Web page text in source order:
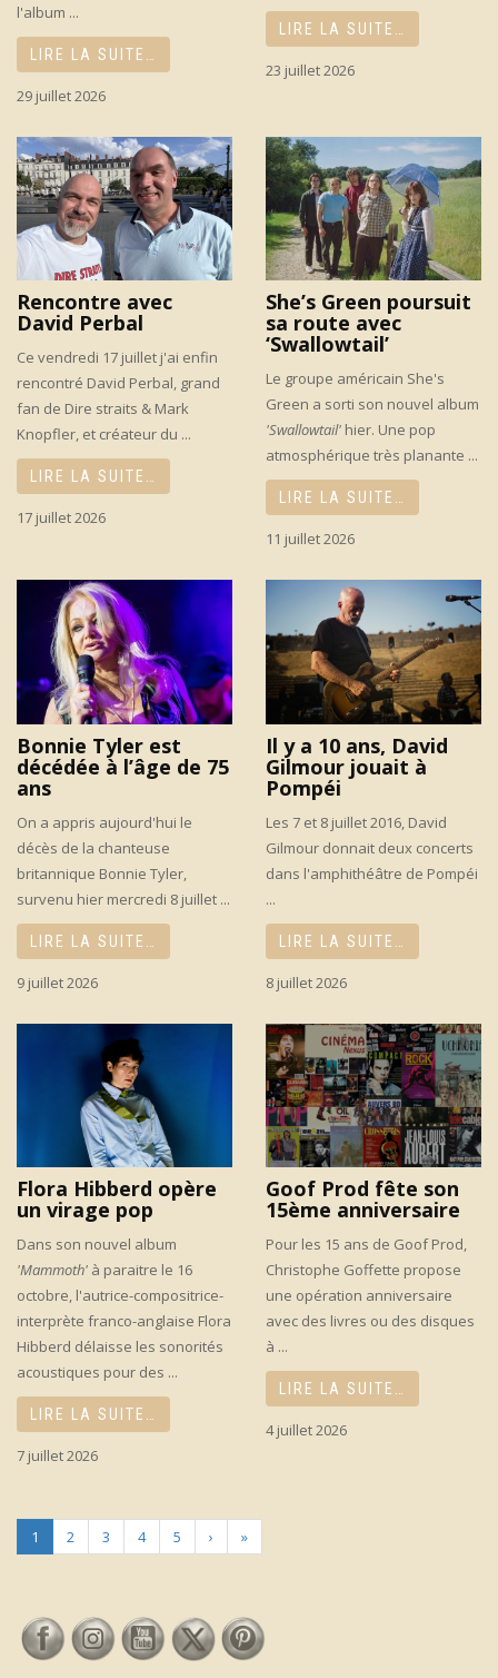
l'album ...
LIRE LA SUITE…
29 juillet 2026
LIRE LA SUITE…
23 juillet 2026
Rencontre avec
David Perbal
Ce vendredi 17 juillet j'ai enfin
rencontré David Perbal, grand
fan de Dire straits & Mark
Knopfler, et créateur du ...
LIRE LA SUITE…
17 juillet 2026
She’s Green poursuit
sa route avec
‘Swallowtail’
Le groupe américain She's
Green a sorti son nouvel album
'Swallowtail' hier. Une pop
atmosphérique très planante ...
LIRE LA SUITE…
11 juillet 2026
Bonnie Tyler est
décédée à l’âge de 75
ans
On a appris aujourd'hui le
décès de la chanteuse
britannique Bonnie Tyler,
survenu hier mercredi 8 juillet ...
LIRE LA SUITE…
9 juillet 2026
Il y a 10 ans, David
Gilmour jouait à
Pompéi
Les 7 et 8 juillet 2016, David
Gilmour donnait deux concerts
dans l'amphithéâtre de Pompéi
...
LIRE LA SUITE…
8 juillet 2026
Flora Hibberd opère
un virage pop
Dans son nouvel album
'Mammoth' à paraitre le 16
octobre, l'autrice-compositrice-
interprète franco-anglaise Flora
Hibberd délaisse les sonorités
acoustiques pour des ...
LIRE LA SUITE…
7 juillet 2026
Goof Prod fête son
15ème anniversaire
Pour les 15 ans de Goof Prod,
Christophe Goffette propose
une opération anniversaire
avec des livres ou des disques
à ...
LIRE LA SUITE…
4 juillet 2026
1 2 3 4 5 › »